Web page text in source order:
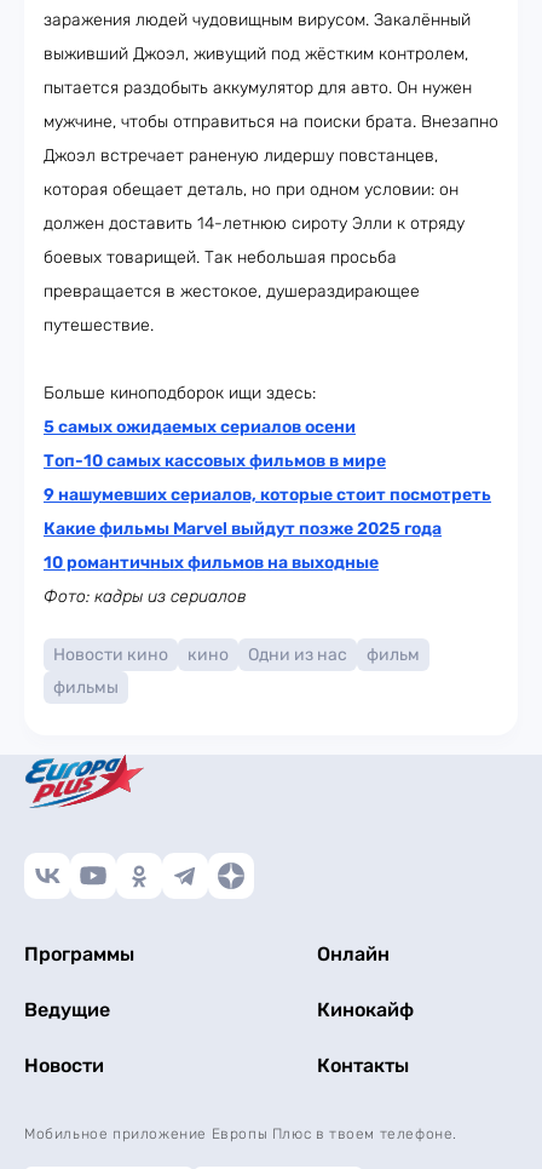
заражения людей чудовищным вирусом. Закалённый
выживший Джоэл, живущий под жёстким контролем,
пытается раздобыть аккумулятор для авто. Он нужен
мужчине, чтобы отправиться на поиски брата. Внезапно
Джоэл встречает раненую лидершу повстанцев,
которая обещает деталь, но при одном условии: он
должен доставить 14-летнюю сироту Элли к отряду
боевых товарищей. Так небольшая просьба
превращается в жестокое, душераздирающее
путешествие.
Больше киноподборок ищи здесь:
5 cамых ожидаемых сериалов осени
Топ-10 самых кассовых фильмов в мире
9 нашумевших сериалов, которые стоит посмотреть
Какие фильмы Marvel выйдут позже 2025 года
10 романтичных фильмов на выходные
Фото: кадры из сериалов
Новости кино кино Одни из нас
фильм
фильмы
Программы Онлайн
Ведущие Кинокайф
Новости Контакты
Мобильное приложение Европы Плюс в твоем телефоне.